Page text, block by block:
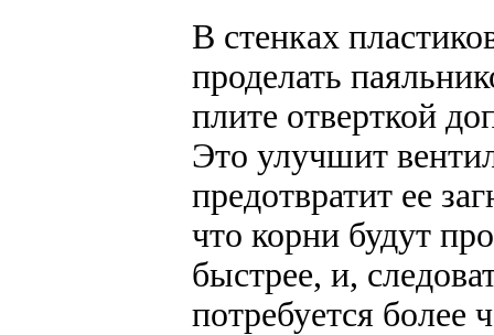
В стенках
проделать
плите отверткой
Это улучшит
предотвратит ее
что корни будут
быстрее, и,
потребуется более